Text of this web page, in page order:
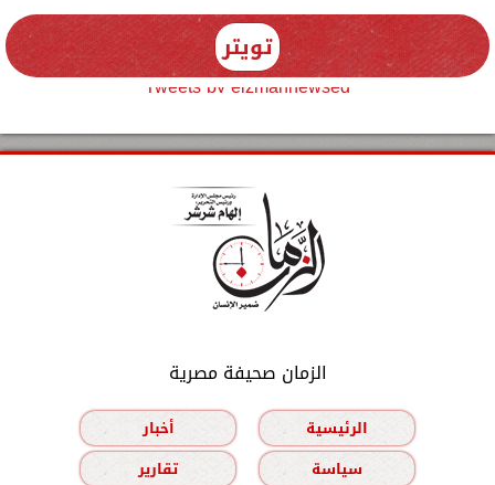
تويتر
Tweets by elzmannewseg
الزمان صحيفة مصرية
الرئيسية
أخبار
سياسة
تقارير